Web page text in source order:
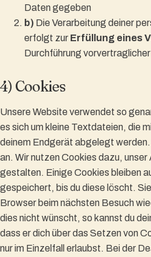
Daten gegeben
b) Die Verarbeitung deiner
erfolgt zur Erfüllung eines
Durchführung
4) Cookies
Unsere Website verwendet so
es sich um kleine Textdateien, die
deinem Endgerät abgelegt
an. Wir nutzen Cookies dazu,
gestalten. Einige Cookies bleiben
gespeichert, bis du diese löscht.
Browser beim nächsten Besuch
dies nicht wünscht, so kannst du
dass er dich über das Setzen von
nur im Einzelfall erlaubst. Bei der